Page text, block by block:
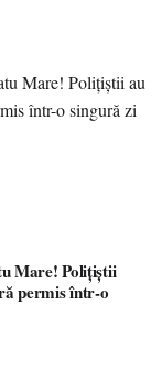
Mare! Polițiștii
permis într-o